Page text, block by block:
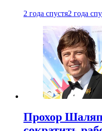
2 года спустя2 года
Прохор